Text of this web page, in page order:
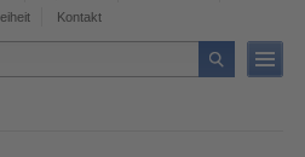
Kontakt